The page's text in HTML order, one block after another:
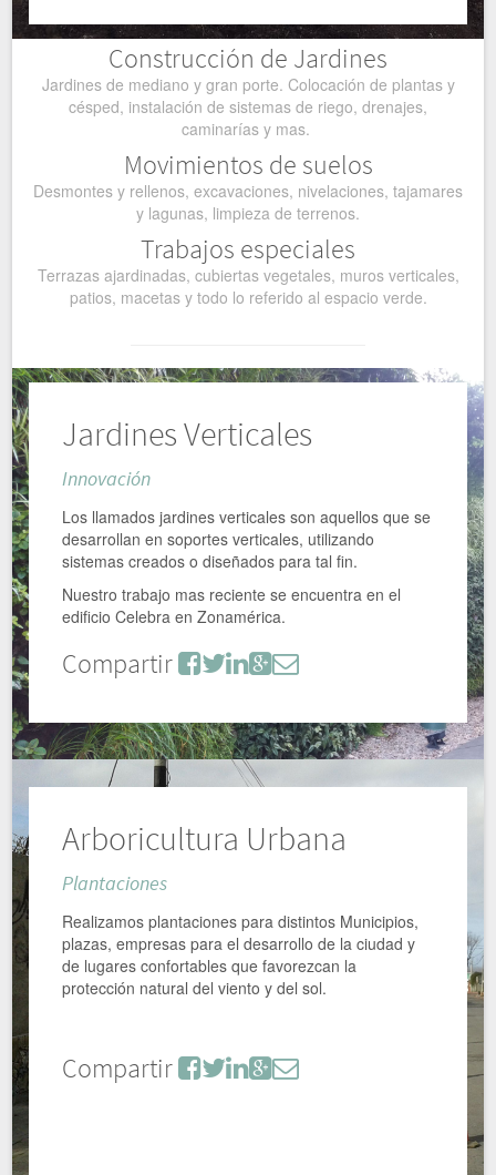
Construcción de Jardines
Jardines de mediano y gran porte. Colocación de plantas y
césped, instalación de sistemas de riego, drenajes,
caminarías y mas.
Movimientos de suelos
Desmontes y rellenos, excavaciones, nivelaciones, tajamares
y lagunas, limpieza de terrenos.
Trabajos especiales
Terrazas ajardinadas, cubiertas vegetales, muros verticales,
patios, macetas y todo lo referido al espacio verde.
Jardines Verticales
Innovación
Los llamados jardines verticales son aquellos que se
desarrollan en soportes verticales, utilizando
sistemas creados o diseñados para tal fin.
Nuestro trabajo mas reciente se encuentra en el
edificio Celebra en Zonamérica.
Compartir
Arboricultura Urbana
Plantaciones
Realizamos plantaciones para distintos Municipios,
plazas, empresas para el desarrollo de la ciudad y
de lugares confortables que favorezcan la
protección natural del viento y del sol.
Compartir